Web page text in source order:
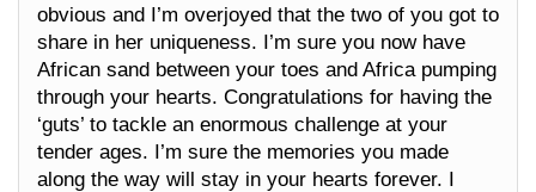
obvious and I’m overjoyed that the two of you got to
share in her uniqueness. I’m sure you now have
African sand between your toes and Africa pumping
through your hearts. Congratulations for having the
‘guts’ to tackle an enormous challenge at your
tender ages. I’m sure the memories you made
along the way will stay in your hearts forever. I